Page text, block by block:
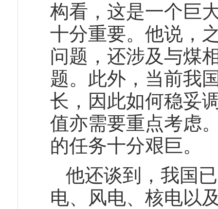
构看，这是一个巨
十分重要。他说，
问题，还涉及与煤
题。此外，当前我
长，因此如何稳妥
值亦需要重点考虑
的任务十分艰巨。
他还谈到，我国
电、风电、核电以